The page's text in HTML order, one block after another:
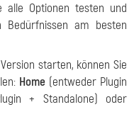
alle Optionen testen und
Bedürfnissen am besten
starten, können Sie
Home (entweder Plugin
+ Standalone) oder